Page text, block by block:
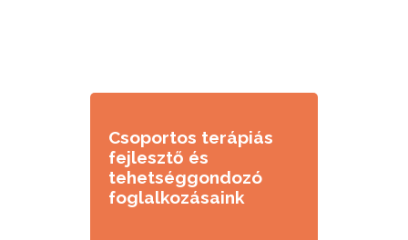
Csoportos terápiás
fejlesztő és
tehetséggondozó
foglalkozásaink